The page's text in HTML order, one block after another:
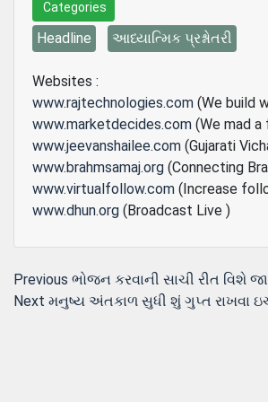
Categories
Headline આધ્યાત્મિક પ્રશ્નોતરી
Websites :
www.rajtechnologies.com (We build
www.marketdecides.com (We mad
www.jeevanshailee.com (Gujarati
www.brahmsamaj.org (Connecting
www.virtualfollow.com (Increase
www.dhun.org (Broadcast Live )
Post
navigation
Previous Previous
post:
ભોજન કરવાની સાચી રીત વિશે
Next Next
મનુષ્ય અંતકાળ સુધી શું ગુપ્ત રાખવા